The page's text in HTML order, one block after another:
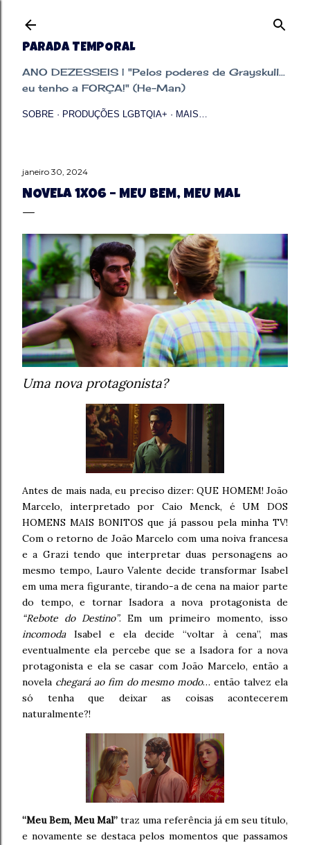
PARADA TEMPORAL
ANO DEZESSEIS | "Pelos poderes de Grayskull...
eu tenho a FORÇA!" (He-Man)
SOBRE PRODUÇÕES LGBTQIA+ MAIS…
janeiro 30, 2024
NOVELA 1X06 – MEU BEM, MEU MAL
Uma nova protagonista?
Antes de mais nada, eu preciso dizer: QUE HOMEM! João
Marcelo, interpretado por Caio Menck, é UM DOS
HOMENS MAIS BONITOS que já passou pela minha TV!
Com o retorno de João Marcelo com uma noiva francesa
e a Grazi tendo que interpretar duas personagens ao
mesmo tempo, Lauro Valente decide transformar Isabel
em uma mera figurante, tirando-a de cena na maior parte
do tempo, e tornar Isadora a nova protagonista de
“Rebote do Destino”. Em um primeiro momento, isso
incomodaIsabel e ela decide “voltar à cena”, mas
eventualmente ela percebe que se a Isadora for a nova
protagonista e ela se casar com João Marcelo, então a
novela chegará ao fim do mesmo modo… então talvez ela
só tenha que deixar as coisas acontecerem
naturalmente?!
“Meu Bem, Meu Mal” traz uma referência já em seu título,
e novamente se destaca pelos momentos que passamos